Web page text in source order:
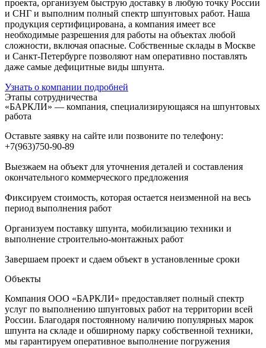
проекта, организуем быструю доставку в любую точку России
и СНГ и выполним полный спектр шпунтовых работ. Наша
продукция сертифицирована, а компания имеет все
необходимые разрешения для работы на объектах любой
сложности, включая опасные. Собственные склады в Москве
и Санкт-Петербурге позволяют нам оперативно поставлять
даже самые дефицитные виды шпунта.
Узнать о компании подробней
Этапы сотрудничества
«БАРКЛИ» — компания, специализирующаяся на шпунтовых
работа
Оставьте заявку на сайте или позвоните по телефону:
+7(963)750-90-89
Выезжаем на объект для уточнения деталей и составления
окончательного коммерческого предложения
Фиксируем стоимость, которая остается неизменной на весь
период выполнения работ
Организуем поставку шпунта, мобилизацию техники и
выполнение строительно-монтажных работ
Завершаем проект и сдаем объект в установленные сроки
Объекты
Компания ООО «БАРКЛИ» предоставляет полный спектр
услуг по выполнению шпунтовых работ на территории всей
России. Благодаря постоянному наличию популярных марок
шпунта на складе и обширному парку собственной техники,
мы гарантируем оперативное выполнение погружения